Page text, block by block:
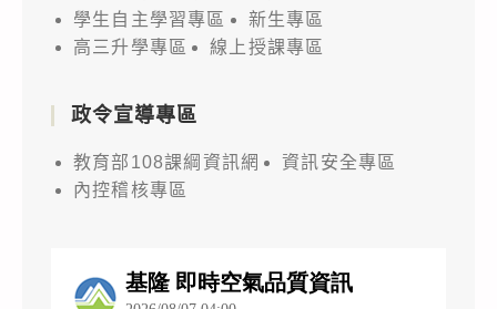
學生自主學習專區
新生專區
高三升學專區
線上授課專區
政令宣導專區
教育部108課綱資訊網
資訊安全專區
內控稽核專區